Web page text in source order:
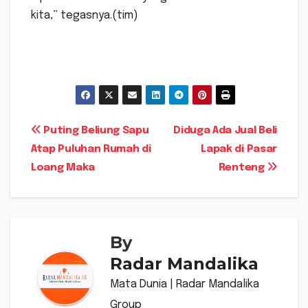
kita,” tegasnya.(tim)
Navigasi
pos
Diduga Ada Jual Beli
Lapak di Pasar
Renteng
Puting Beliung Sapu
Atap Puluhan Rumah di
Loang Maka
By
Radar Mandalika
Mata Dunia | Radar Mandalika
Group